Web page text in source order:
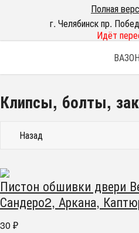
Полная
г. Челябинск пр.
Идёт
ВАЗОН
Клипсы, болты,
Назад
Пистон обшивки двери
Сандеро2, Аркана,
30 ₽